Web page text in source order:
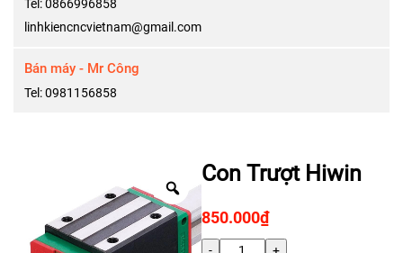
Tel: 0866996858
linhkiencncvietnam@gmail.com
Bán máy - Mr Công
Tel: 0981156858
Con Trượt Hiwin
850.000₫
- +